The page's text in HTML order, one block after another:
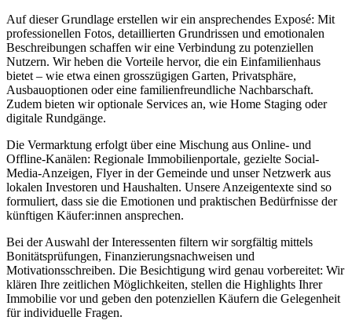
Auf dieser Grundlage erstellen wir ein ansprechendes Exposé: Mit
professionellen Fotos, detaillierten Grundrissen und emotionalen
Beschreibungen schaffen wir eine Verbindung zu potenziellen
Nutzern. Wir heben die Vorteile hervor, die ein Einfamilienhaus
bietet – wie etwa einen grosszügigen Garten, Privatsphäre,
Ausbauoptionen oder eine familienfreundliche Nachbarschaft.
Zudem bieten wir optionale Services an, wie Home Staging oder
digitale Rundgänge.
Die Vermarktung erfolgt über eine Mischung aus Online- und
Offline-Kanälen: Regionale Immobilienportale, gezielte Social-
Media-Anzeigen, Flyer in der Gemeinde und unser Netzwerk aus
lokalen Investoren und Haushalten. Unsere Anzeigentexte sind so
formuliert, dass sie die Emotionen und praktischen Bedürfnisse der
künftigen Käufer:innen ansprechen.
Bei der Auswahl der Interessenten filtern wir sorgfältig mittels
Bonitätsprüfungen, Finanzierungsnachweisen und
Motivationsschreiben. Die Besichtigung wird genau vorbereitet: Wir
klären Ihre zeitlichen Möglichkeiten, stellen die Highlights Ihrer
Immobilie vor und geben den potenziellen Käufern die Gelegenheit
für individuelle Fragen.